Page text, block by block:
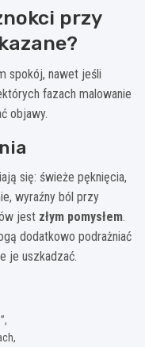
przy
spokój, nawet jeśli
fazach malowanie
objawy.
się: świeże pęknięcia,
wyraźny ból przy
jest złym pomysłem.
dodatkowo podrażniać
je uszkadzać.